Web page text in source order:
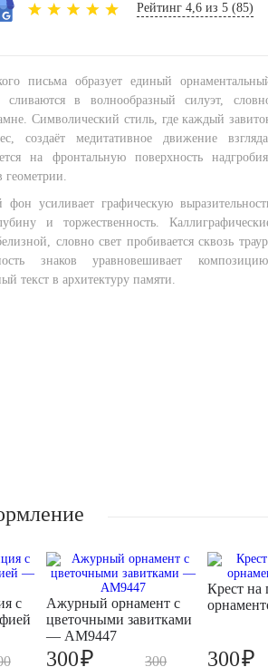
Рейтинг 4,6 из 5 (85)
письма образует единый
в волнообразный силуэт,
Символический стиль, где каждый
создаёт медитативное движение
на фронтальную поверхность
геометрии.
усиливает графическую
и торжественность.
словно свет пробивается сквозь
знаков уравновешивает
текст в архитектуру памяти.
с
Ажурный орнамент с
цветочными завитками
— AM9447
300
300₽
Крест на
300₽